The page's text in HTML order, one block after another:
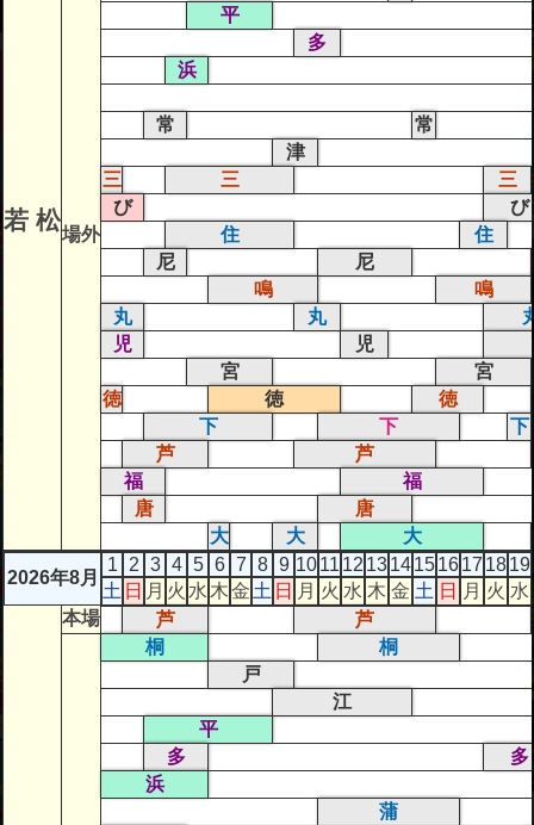
若 松場外
平
多
浜
常
常
津
三
三
三
び
び
住
住
尼
尼
鳴
鳴
丸
丸
児
児
宮
宮
徳
徳 徳
下
下
下
芦
芦
福
福
唐
唐
大
大
大
2026年8月
1 2 3 4 5 6 7 8 9 1011 12 1314151617 1819
土 日 月 火 水 木金 土 日 月 火 水 木 金 土 日 月 火 水
本場 芦 芦
桐
桐
戸
江
平
多
多
浜
蒲